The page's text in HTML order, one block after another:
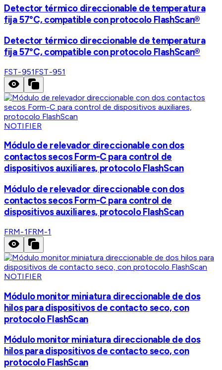
Detector térmico direccionable de temperatura
fija 57°C, compatible con protocolo FlashScan®
Detector térmico direccionable de temperatura
fija 57°C, compatible con protocolo FlashScan®
FST-951FST-951
NOTIFIER
Módulo de relevador direccionable con dos
contactos secos Form-C para control de
dispositivos auxiliares, protocolo FlashScan
Módulo de relevador direccionable con dos
contactos secos Form-C para control de
dispositivos auxiliares, protocolo FlashScan
FRM-1FRM-1
NOTIFIER
Módulo monitor miniatura direccionable de dos
hilos para dispositivos de contacto seco, con
protocolo FlashScan
Módulo monitor miniatura direccionable de dos
hilos para dispositivos de contacto seco, con
protocolo FlashScan